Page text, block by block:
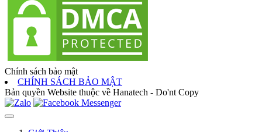
Chính sách bảo mật
CHÍNH SÁCH BẢO MẬT
Bản quyền Website thuộc về Hanatech - Do'nt Copy